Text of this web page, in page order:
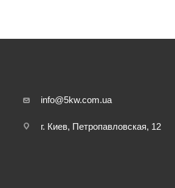
info@5kw.com.ua
г. Киев, Петропавловская, 12